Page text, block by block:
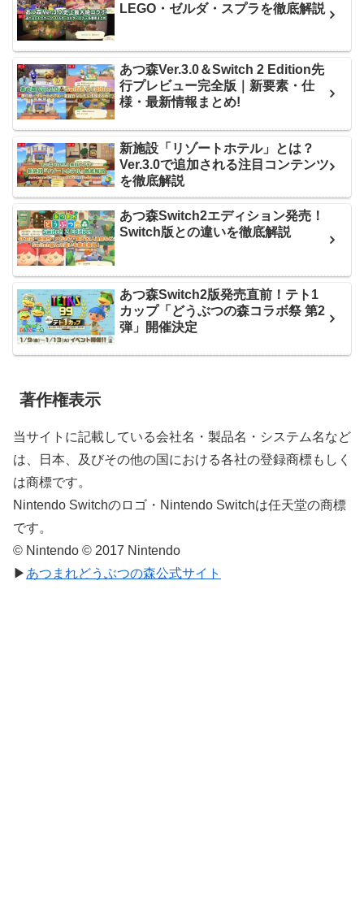
LEGO・ゼルダ・スプラを徹底解説
あつ森Ver.3.0＆Switch 2 Edition先
行プレビュー完全版｜新要素・仕
様・最新情報まとめ!
新施設「リゾートホテル」とは？
Ver.3.0で追加される注目コンテンツ
を徹底解説
あつ森Switch2エディション発売！
Switch版との違いを徹底解説
あつ森Switch2版発売直前！テト1
カップ「どうぶつの森コラボ祭 第2
弾」開催決定
著作権表示
当サイトに記載している会社名・製品名・システム名など
は、日本、及びその他の国における各社の登録商標もしく
は商標です。
Nintendo Switchのロゴ・Nintendo Switchは任天堂の商標
です。
© Nintendo © 2017 Nintendo
▶ あつまれどうぶつの森公式サイト